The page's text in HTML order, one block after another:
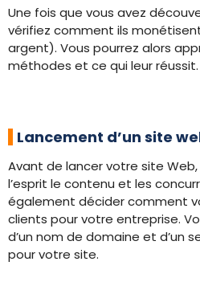
Une fois que vous avez
vérifiez comment ils
argent). Vous pourrez alors
méthodes et ce qui leur réussit.
Lancement d’un site
Avant de lancer votre site
l’esprit le contenu et les
également décider comment
clients pour votre entreprise.
d’un nom de domaine et d’un
pour votre site.